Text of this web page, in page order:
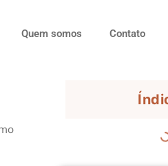
Quem somos Contato